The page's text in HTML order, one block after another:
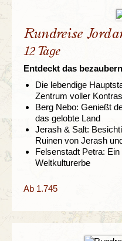
Rundreise
12 Tage
Entdeckt das
Die lebendige
Zentrum voller
Berg Nebo: Genießt
das gelobte Land
Jerash & Salt:
Ruinen von Jerash
Felsenstadt Petra:
Weltkulturerbe
Ab 1.745